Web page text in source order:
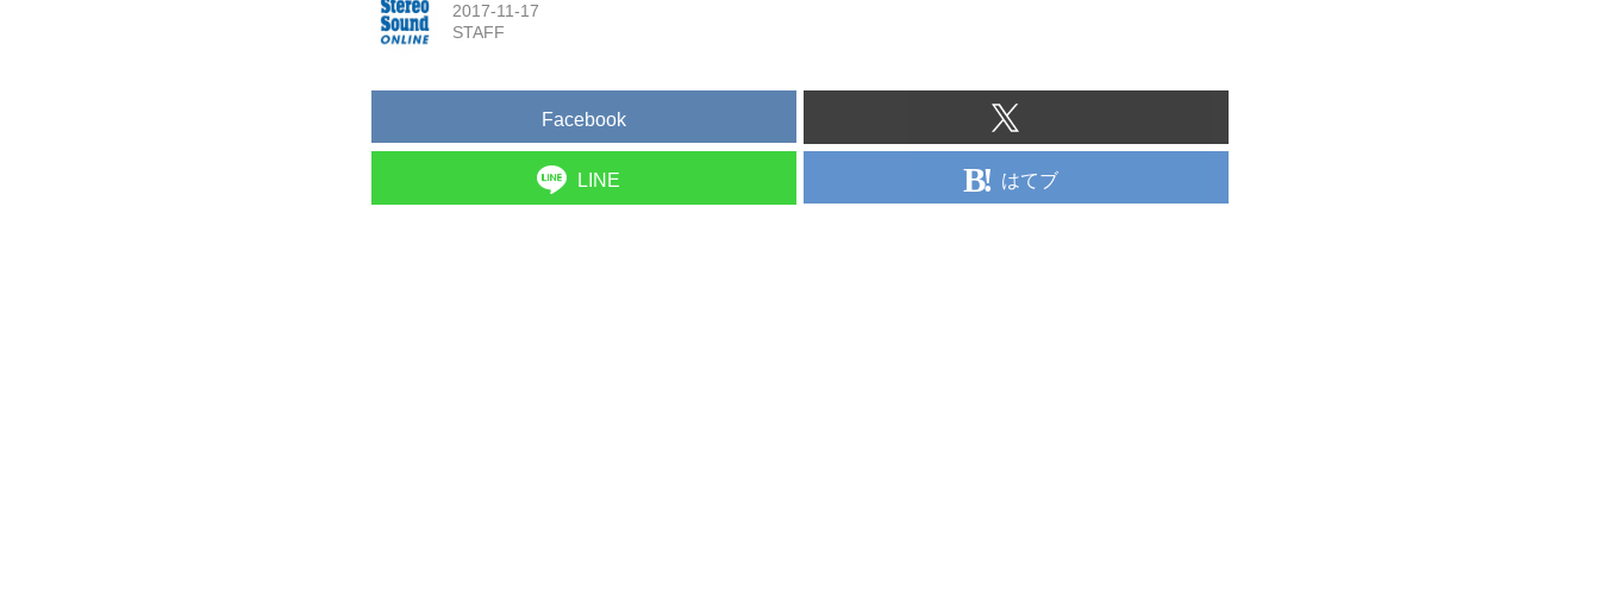
2017-11-17
STAFF
Facebook
LINE はてブ